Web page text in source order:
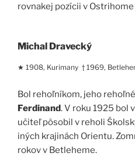
rovnakej pozícii v
Michal Dravecký
★ 1908, Kurimany † 1969,
Bol rehoľníkom, jeho
Ferdinand. V roku 1925 bol
učiteľ pôsobil v reholi
iných krajinách Orientu.
rokov v Betleheme.